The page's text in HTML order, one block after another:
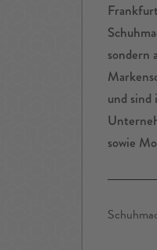
sondern
und
sowie